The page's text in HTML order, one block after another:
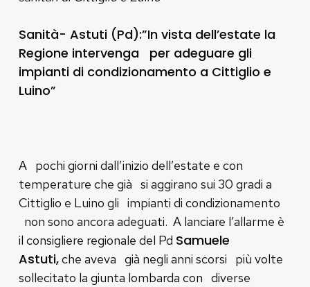
Sanità- Astuti (Pd):”In vista dell’estate la
Regione intervenga per adeguare gli
impianti di condizionamento a Cittiglio e
Luino”
A pochi giorni dall’inizio dell’estate e con
temperature che già si aggirano sui 30 gradi a
Cittiglio e Luino gli impianti di condizionamento
non sono ancora adeguati. A lanciare l’allarme è
il consigliere regionale del Pd Samuele
Astuti,che aveva già negli anni scorsi più volte
sollecitato la giunta lombarda con diverse